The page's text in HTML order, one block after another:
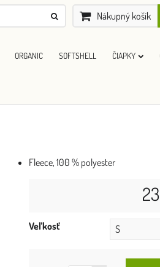
Nákupný košík
ORGANIC SOFTSHELL ČIAPKY
Fleece, 100 % polyester
Veľkosť S